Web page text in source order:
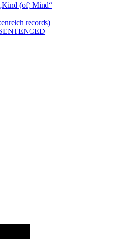
(of) Mind“
records)